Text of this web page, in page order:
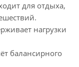
для отдыха,
нагрузки
балансирного